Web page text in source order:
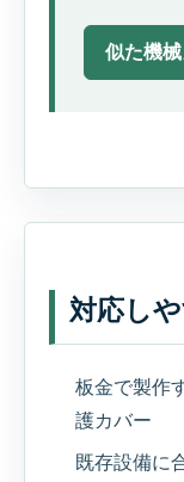
似た機
対応し
板金で製作
護カバー
既存設備に